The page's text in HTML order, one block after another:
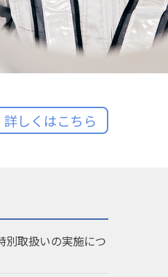
詳しくはこちら
別取扱いの実施につ